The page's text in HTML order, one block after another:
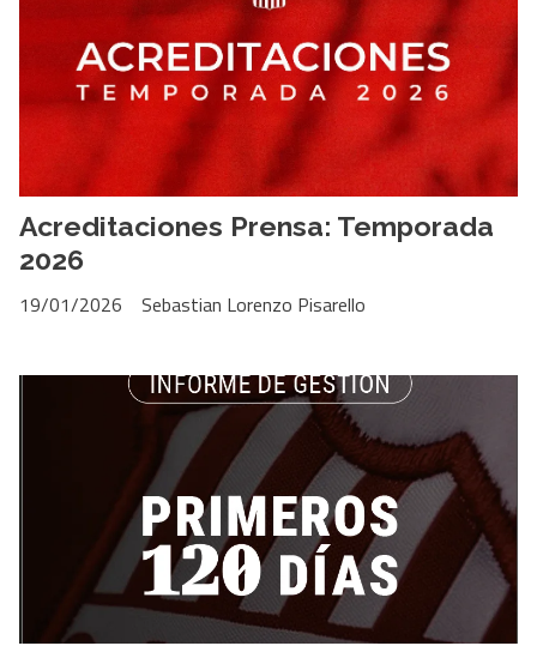
Acreditaciones Prensa: Temporada
2026
Sebastian Lorenzo Pisarello
19/01/2026